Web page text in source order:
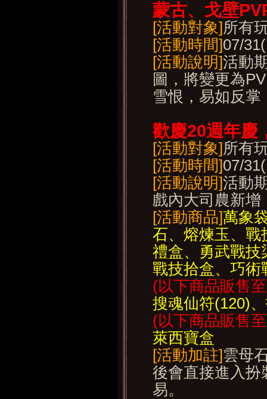
蒙古、戈壁
[活動對象]所有
[活動時間]07/
[活動說明]活動
圖，將變更為
雪恨，易如反掌
歡慶20週年慶
[活動對象]所有
[活動時間]07/
[活動說明]活動
戲內大司農新
[活動商品]萬象
石、熔煉玉、戰
禮盒、勇武戰技
戰技拾盒、巧術
(以下商品販售
搜魂仙符(120)
(以下商品販售
萊西寶盒
[活動加註]雲母
後會直接進入扮
易。